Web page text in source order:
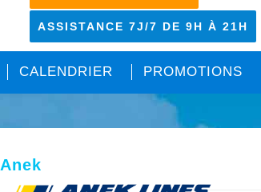
ASSISTANCE 7J/7 DE 9H À 21H
CALENDRIER PROMOTIONS
Anek